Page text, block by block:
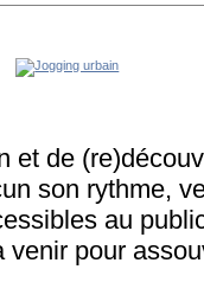
et de
son rythme,
au
venir pour